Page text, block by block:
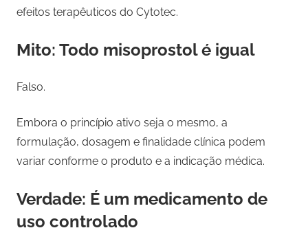
efeitos terapêuticos do Cytotec.
Mito: Todo misoprostol é igual
Falso.
Embora o princípio ativo seja o mesmo, a
formulação, dosagem e finalidade clínica podem
variar conforme o produto e a indicação médica.
Verdade: É um medicamento de
uso controlado